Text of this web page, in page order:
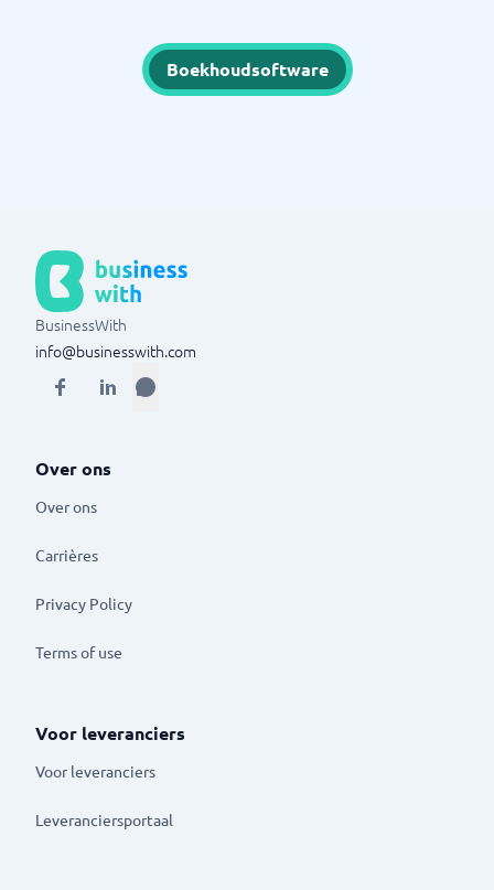
Boekhoudsoftware
BusinessWith
info@businesswith.com
Over ons
Over ons
Carrières
Privacy Policy
Terms of use
Voor leveranciers
Voor leveranciers
Leveranciersportaal